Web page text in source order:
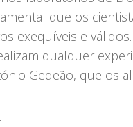
que os
exequíveis e válidos.
qualquer
Gedeão, que os